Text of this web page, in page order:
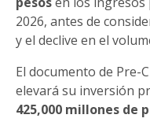
2026, antes de
y el declive en el
El documento de Pre-
elevará su inversión
425,000 millones de